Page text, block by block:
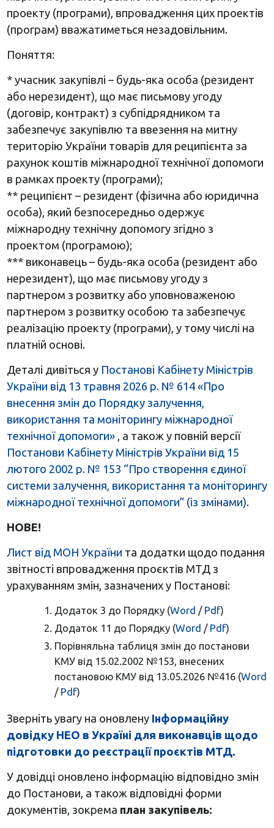
проекту (програми), впровадження цих проектів
(програм) вважатиметься незадовільним.
Поняття:
* учасник закупівлі – будь-яка особа (резидент
або нерезидент), що має письмову угоду
(договір, контракт) з субпідрядником та
забезпечує закупівлю та ввезення на митну
територію України товарів для реципієнта за
рахунок коштів міжнародної технічної допомоги
в рамках проекту (програми);
** реципієнт – резидент (фізична або юридична
особа), який безпосередньо одержує
міжнародну технічну допомогу згідно з
проектом (програмою);
*** виконавець – будь-яка особа (резидент або
нерезидент), що має письмову угоду з
партнером з розвитку або уповноваженою
партнером з розвитку особою та забезпечує
реалізацію проекту (програми), у тому числі на
платній основі.
Деталі дивіться у Постанові Кабінету Міністрів
України від 13 травня 2026 р. № 614 «Про
внесення змін до Порядку залучення,
використання та моніторингу міжнародної
технічної допомоги», а також у повній версії
Постанови Кабінету Міністрів України від 15
лютого 2002 р. № 153 “Про створення єдиної
системи залучення, використання та моніторингу
міжнародної технічної допомоги” (із змінами).
НОВЕ!
Лист від МОН України та додатки щодо подання
звітності впровадження проєктів МТД з
урахуванням змін, зазначених у Постанові:
Додаток 3 до Порядку (Word / Pdf)
Додаток 11 до Порядку (Word / Pdf)
Порівняльна таблиця змін до постанови
КМУ від 15.02.2002 №153, внесених
постановою КМУ від 13.05.2026 №416 (Word
/ Pdf)
Зверніть увагу на оновлену Інформаційну
довідку НЕО в Україні для виконавців щодо
підготовки до реєстрації проєктів МТД.
У довідці оновлено інформацію відповідно змін
до Постанови, а також відповідні форми
документів, зокрема план закупівель: